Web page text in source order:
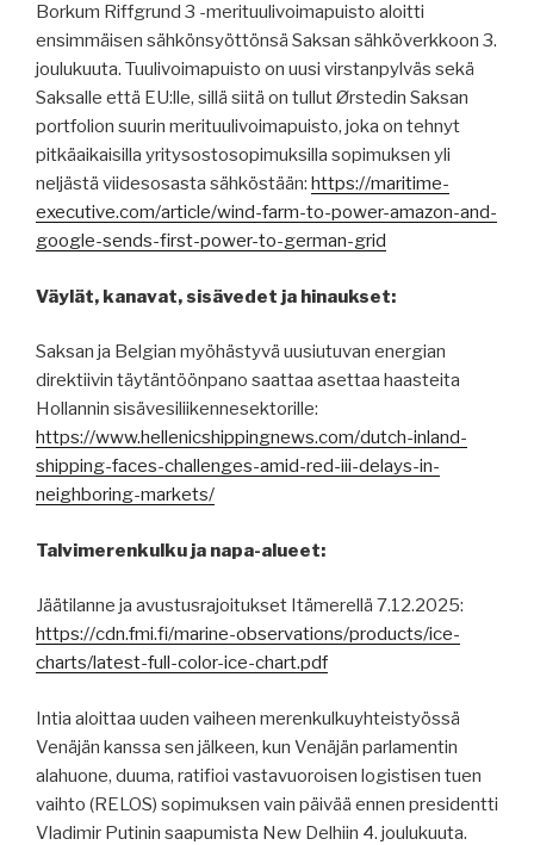
Borkum Riffgrund 3 -merituulivoimapuisto aloitti
ensimmäisen sähkönsyöttönsä Saksan sähköverkkoon 3.
joulukuuta. Tuulivoimapuisto on uusi virstanpylväs sekä
Saksalle että EU:lle, sillä siitä on tullut Ørstedin Saksan
portfolion suurin merituulivoimapuisto, joka on tehnyt
pitkäaikaisilla yritysostosopimuksilla sopimuksen yli
neljästä viidesosasta sähköstään: https://maritime-
executive.com/article/wind-farm-to-power-amazon-and-
google-sends-first-power-to-german-grid
Väylät, kanavat, sisävedet ja hinaukset:
Saksan ja Belgian myöhästyvä uusiutuvan energian
direktiivin täytäntöönpano saattaa asettaa haasteita
Hollannin sisävesiliikennesektorille:
https://www.hellenicshippingnews.com/dutch-inland-
shipping-faces-challenges-amid-red-iii-delays-in-
neighboring-markets/
Talvimerenkulku ja napa-alueet:
Jäätilanne ja avustusrajoitukset Itämerellä 7.12.2025:
https://cdn.fmi.fi/marine-observations/products/ice-
charts/latest-full-color-ice-chart.pdf
Intia aloittaa uuden vaiheen merenkulkuyhteistyössä
Venäjän kanssa sen jälkeen, kun Venäjän parlamentin
alahuone, duuma, ratifioi vastavuoroisen logistisen tuen
vaihto (RELOS) sopimuksen vain päivää ennen presidentti
Vladimir Putinin saapumista New Delhiin 4. joulukuuta.